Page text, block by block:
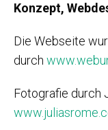
Konzept,
Die Webseite
durch
Fotografie durch